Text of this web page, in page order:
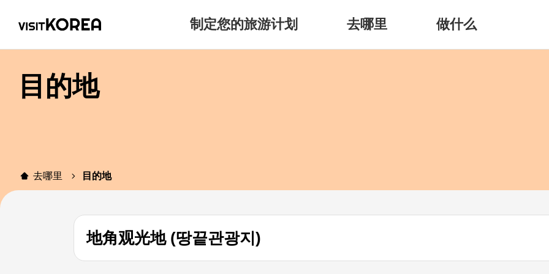
制定您的旅游计划 去哪里 做什么
目的地
去哪里 目的地
地角观光地 (땅끝관광지)